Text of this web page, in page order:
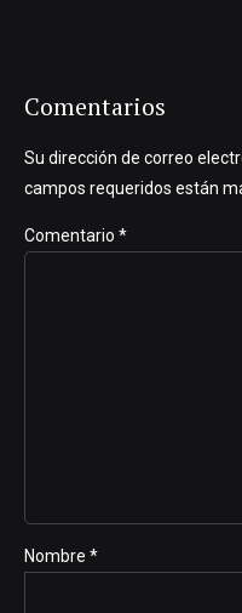
Comentarios
Su dirección de correo
campos requeridos están
Comentario *
Nombre *